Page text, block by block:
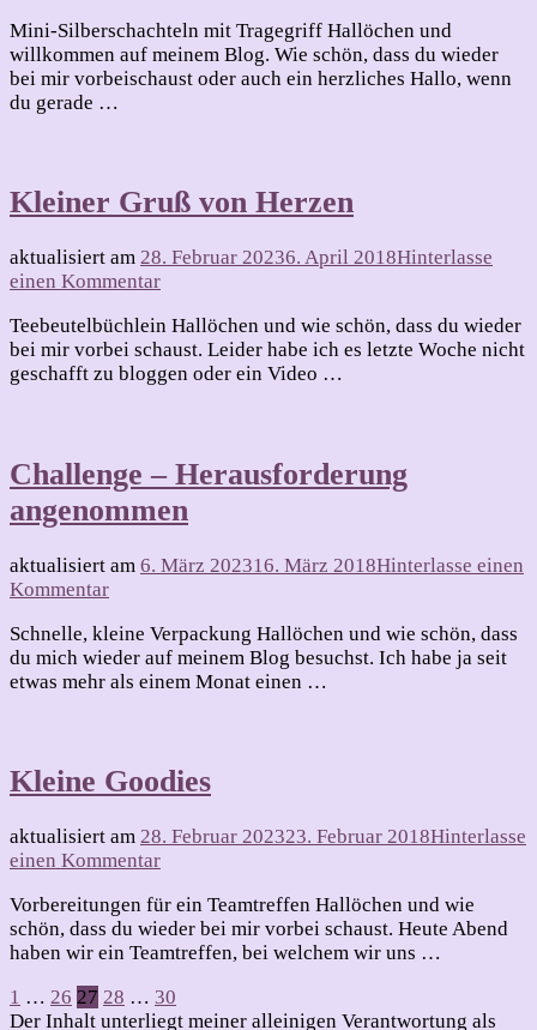
mit
Herz
Mini-Silberschachteln mit Tragegriff Hallöchen und
willkommen auf meinem Blog. Wie schön, dass du wieder
bei mir vorbeischaust oder auch ein herzliches Hallo, wenn
du gerade …
Kleiner Gruß von Herzen
aktualisiert am 28. Februar 20236. April 2018Hinterlasse
einen Kommentarzu
Gruß
von
Herzen
Teebeutelbüchlein Hallöchen und wie schön, dass du wieder
bei mir vorbei schaust. Leider habe ich es letzte Woche nicht
geschafft zu bloggen oder ein Video …
Challenge – Herausforderung
angenommen
aktualisiert am 6. März 202316. März 2018Hinterlasse einen
Kommentarzu
–
Herausforderung
angenommen
Schnelle, kleine Verpackung Hallöchen und wie schön, dass
du mich wieder auf meinem Blog besuchst. Ich habe ja seit
etwas mehr als einem Monat einen …
Kleine Goodies
aktualisiert am 28. Februar 202323. Februar 2018Hinterlasse
einen Kommentarzu
Goodies
Vorbereitungen für ein Teamtreffen Hallöchen und wie
schön, dass du wieder bei mir vorbei schaust. Heute Abend
haben wir ein Teamtreffen, bei welchem wir uns …
Seitennummerierung
Seite
1 … Seite
26 Seite
27 Seite
28 … Seite
30
Der Inhalt unterliegt meiner alleinigen Verantwortung als